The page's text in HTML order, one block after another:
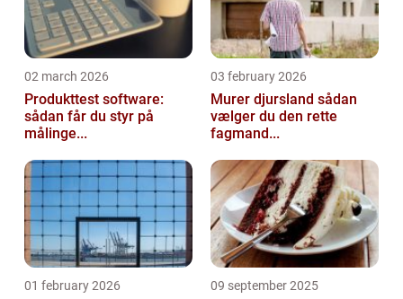
02 march 2026
Produkttest software:
sådan får du styr på
målinge...
03 february 2026
Murer djursland sådan
vælger du den rette
fagmand...
01 february 2026 09 september 2025